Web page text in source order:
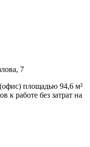
7
площадью 94,6 м²
к работе без затрат на